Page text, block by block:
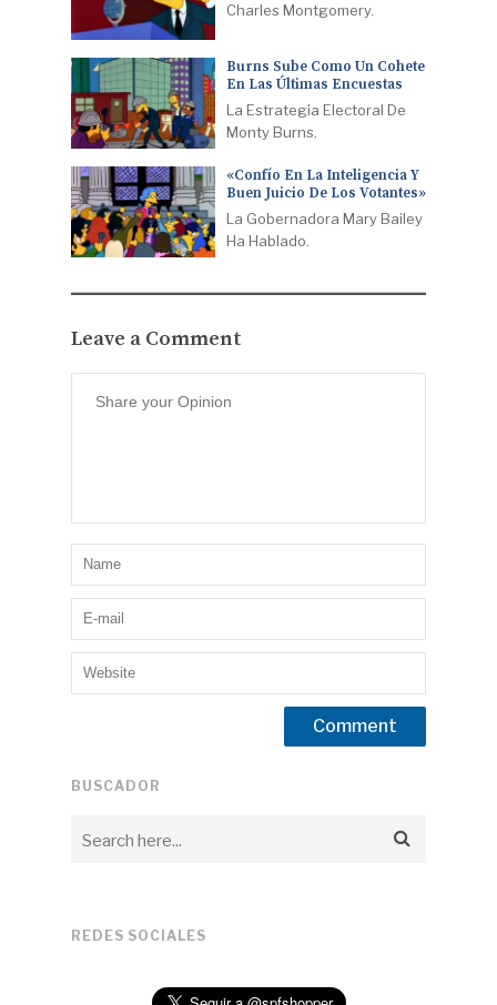
Charles Montgomery.
Burns Sube Como Un Cohete
En Las Últimas Encuestas
La Estrategia Electoral De
Monty Burns.
«Confío En La Inteligencia Y
Buen Juicio De Los Votantes»
La Gobernadora Mary Bailey
Ha Hablado.
Leave a Comment
BUSCADOR
REDES SOCIALES